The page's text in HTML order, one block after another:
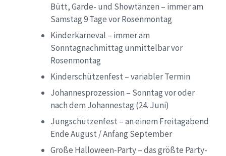
Bütt, Garde- und Showtänzen – immer am
Samstag 9 Tage vor Rosenmontag
Kinderkarneval – immer am
Sonntagnachmittag unmittelbar vor
Rosenmontag
Kinderschützenfest – variabler Termin
Johannesprozession – Sonntag vor oder
nach dem Johannestag (24. Juni)
Jungschützenfest – an einem Freitagabend
Ende August / Anfang September
Große Halloween-Party – das größte Party-